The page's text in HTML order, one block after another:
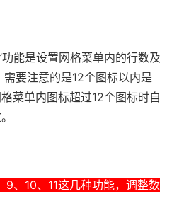
功能是设置网格菜单内的行数及
要注意的是12个图标以内是
菜单内图标超过12个图标时自
。
、10、11这几种功能，调整数